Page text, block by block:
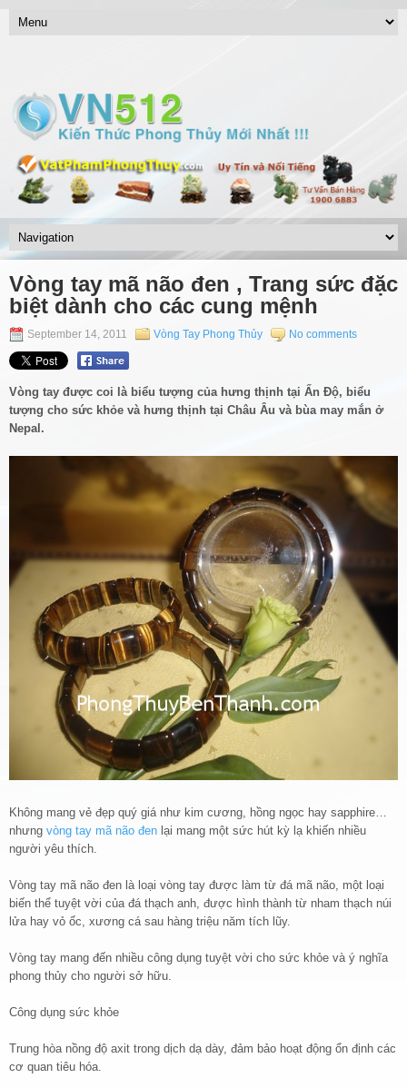
Vòng tay mã não đen , Trang sức đặc
biệt dành cho các cung mệnh
September 14, 2011 Vòng Tay Phong Thủy No comments
Vòng tay được coi là biểu tượng của hưng thịnh tại Ấn Độ, biểu
tượng cho sức khỏe và hưng thịnh tại Châu Âu và bùa may mắn ở
Nepal.
Không mang vẻ đẹp quý giá như kim cương, hồng ngọc hay sapphire…
nhưng vòng tay mã não đen lại mang một sức hút kỳ lạ khiến nhiều
người yêu thích.
Vòng tay mã não đen là loại vòng tay được làm từ đá mã não, một loại
biến thể tuyệt vời của đá thạch anh, được hình thành từ nham thạch núi
lửa hay vỏ ốc, xương cá sau hàng triệu năm tích lũy.
Vòng tay mang đến nhiều công dụng tuyệt vời cho sức khỏe và ý nghĩa
phong thủy cho người sở hữu.
Công dụng sức khỏe
Trung hòa nồng độ axit trong dịch dạ dày, đảm bảo hoạt động ổn định các
cơ quan tiêu hóa.